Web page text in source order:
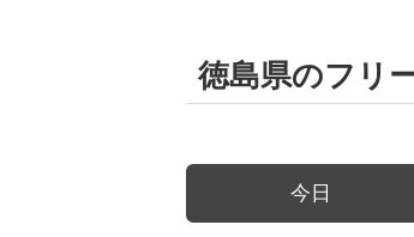
徳島県のフリ
今日